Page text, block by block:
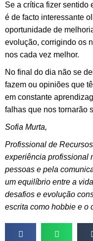
Se a crítica fizer sentido
é de facto interessante
oportunidade de
evolução, corrigindo os
nos cada vez melhor.
No final do dia não se
fazem ou opiniões que
em constante
falhas que nos tornarão
Sofia Murta,
Profissional de
experiência profissional
pessoas e pela
um equilíbrio entre a
desafios e evolução
escrita como hobbie e o